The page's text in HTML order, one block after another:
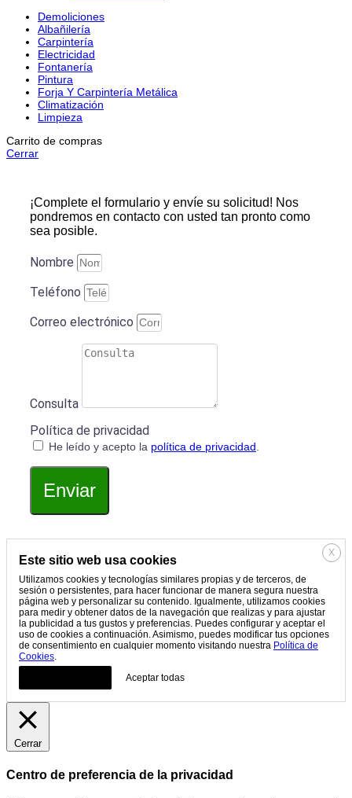
Demoliciones
Albañilería
Carpintería
Electricidad
Fontanería
Pintura
Forja Y Carpintería Metálica
Climatización
Limpieza
Carrito de compras
Cerrar
¡Complete el formulario y envíe su solicitud! Nos
pondremos en contacto con usted tan pronto como
sea posible.
Nombre
Teléfono
Correo electrónico
Consulta
Política de privacidad
He leído y acepto la política de privacidad
Enviar
X
Este sitio web usa cookies
Utilizamos cookies y tecnologías similares propias y de terceros, de
sesión o persistentes, para hacer funcionar de manera segura nuestra
página web y personalizar su contenido. Igualmente, utilizamos cookies
para medir y obtener datos de la navegación que realizas y para ajustar
la publicidad a tus gustos y preferencias. Puedes configurar y aceptar el
uso de cookies a continuación. Asimismo, puedes modificar tus opciones
de consentimiento en cualquier momento visitando nuestra Política de
Cookies
Aceptar todas
Cerrar
Centro de preferencia de la privacidad